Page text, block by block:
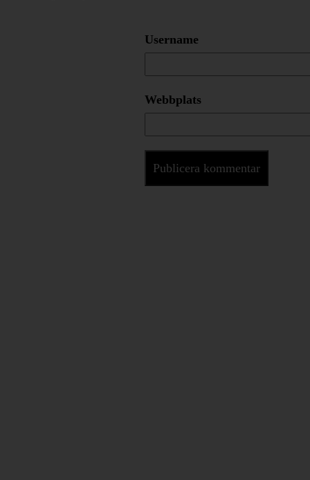
Username
Webbplats